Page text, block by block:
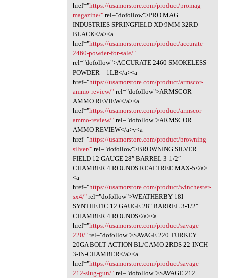
href="https://usamorstore.com/product/promag-
magazine/"rel="dofollow">PRO MAG
INDUSTRIES SPRINGFIELD XD 9MM 32RD
BLACK</a><a
href="https://usamorstore.com/product/accurate-
2460-powder-for-sale/"
rel="dofollow">ACCURATE 2460 SMOKELESS
POWDER – 1LB</a><a
href="https://usamorstore.com/product/armscor-
ammo-review/"rel="dofollow">ARMSCOR
AMMO REVIEW</a><a
href="https://usamorstore.com/product/armscor-
ammo-review/"rel="dofollow">ARMSCOR
AMMO REVIEW</a>v<a
href="https://usamorstore.com/product/browning-
silver/"rel="dofollow">BROWNING SILVER
FIELD 12 GAUGE 28″ BARREL 3-1/2″
CHAMBER 4 ROUNDS REALTREE MAX-5</a>
<a
href="https://usamorstore.com/product/winchester-
sx4/"rel="dofollow">WEATHERBY 18I
SYNTHETIC 12 GAUGE 28″ BARREL 3-1/2″
CHAMBER 4 ROUNDS</a><a
href="https://usamorstore.com/product/savage-
220/"rel="dofollow">SAVAGE 220 TURKEY
20GA BOLT-ACTION BL/CAMO 2RDS 22-INCH
3-IN-CHAMBER</a><a
href="https://usamorstore.com/product/savage-
212-slug-gun/"rel="dofollow">SAVAGE 212